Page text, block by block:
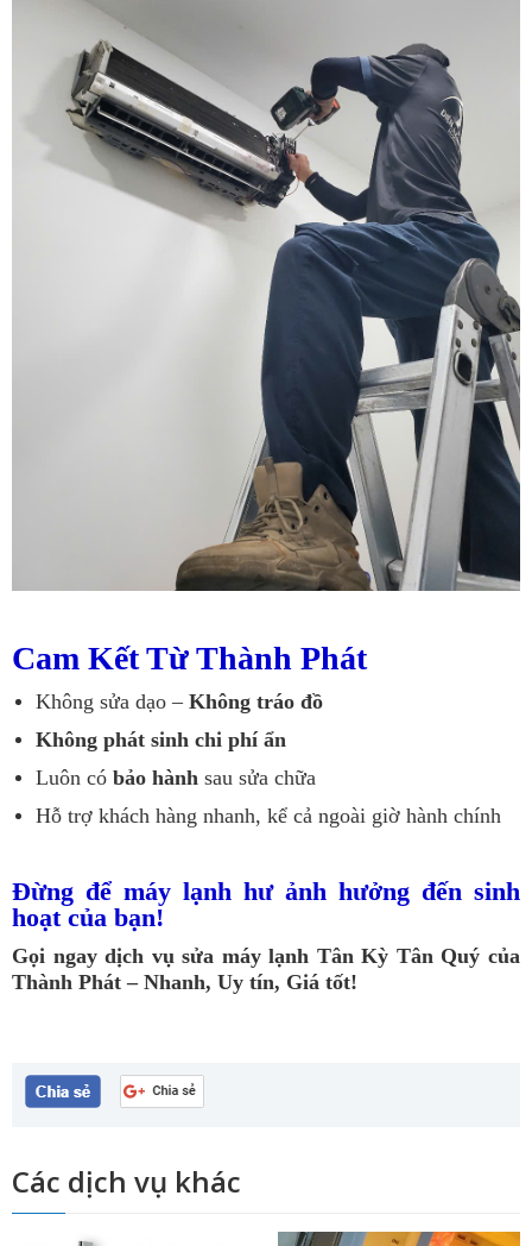
Cam Kết Từ Thành Phát
Không sửa dạo – Không tráo đồ
Không phát sinh chi phí ẩn
Luôn có bảo hành sau sửa chữa
Hỗ trợ khách hàng nhanh, kể cả ngoài giờ hành chính
Đừng để máy lạnh hư ảnh hưởng đến sinh
hoạt của bạn!
Gọi ngay dịch vụ sửa máy lạnh Tân Kỳ Tân Quý của
Thành Phát – Nhanh, Uy tín, Giá tốt!
Các dịch vụ khác